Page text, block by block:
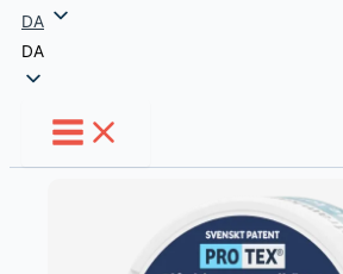
DA
DA